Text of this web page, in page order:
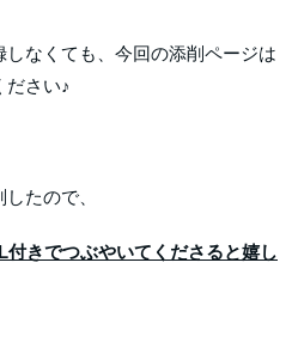
なくても、今回の添削ページは
ださい♪
たので、
きでつぶやいてくださると嬉し